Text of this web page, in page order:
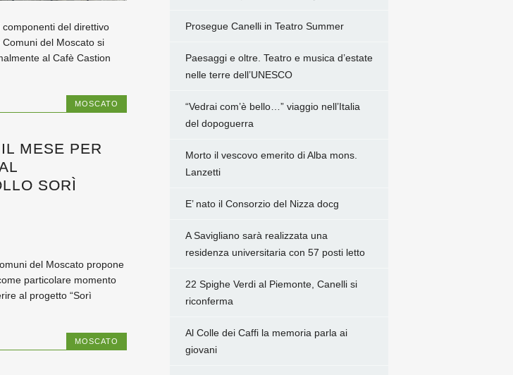
componenti del direttivo
Comuni del Moscato si
al Cafè Castion
MOSCATO
MESE PER
SORÌ
del Moscato propone
particolare momento
al progetto “Sorì
MOSCATO
Prosegue Canelli in Teatro Summer
Paesaggi e oltre. Teatro e musica d’estate
nelle terre dell’UNESCO
“Vedrai com’è bello…” viaggio nell’Italia
del dopoguerra
Morto il vescovo emerito di Alba mons.
Lanzetti
E’ nato il Consorzio del Nizza docg
A Savigliano sarà realizzata una
residenza universitaria con 57 posti letto
22 Spighe Verdi al Piemonte, Canelli si
riconferma
Al Colle dei Caffi la memoria parla ai
giovani